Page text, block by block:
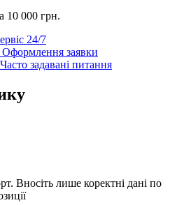
10 000 грн.
24/7
Оформлення заявки
Часто задавані питання
Вносіть лише коректні дані по